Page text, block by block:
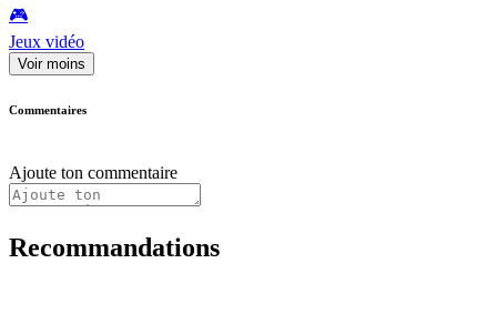
🎮️
Jeux vidéo
Voir moins
Commentaires
Ajoute ton commentaire
Recommandations